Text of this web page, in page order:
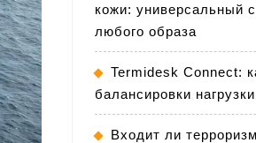
кожи: универсальный
любого образа
Termidesk Connect:
балансировки нагрузки
Входит ли